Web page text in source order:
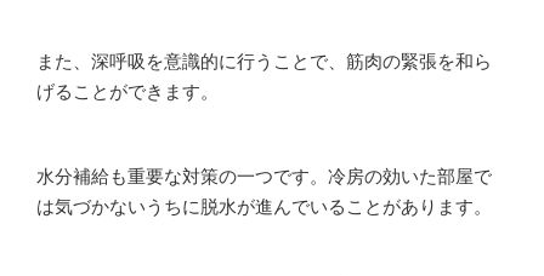
また、深呼吸を意識的に行うことで、筋肉の緊張を和ら
げることができます。
水分補給も重要な対策の一つです。冷房の効いた部屋で
は気づかないうちに脱水が進んでいることがあります。